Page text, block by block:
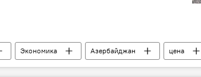
Экономика Азербайджан
цена